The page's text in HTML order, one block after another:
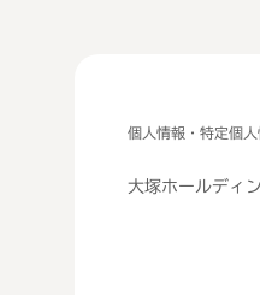
個人情報・特定個
大塚ホールディ